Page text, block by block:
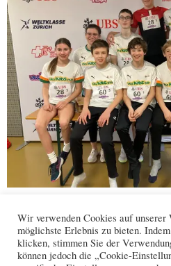
Facebook
WhatsApp
X
Wir verwenden Cookies auf unserer
möglichste Erlebnis zu bieten.
klicken, stimmen Sie der
können jedoch die „Cookie-